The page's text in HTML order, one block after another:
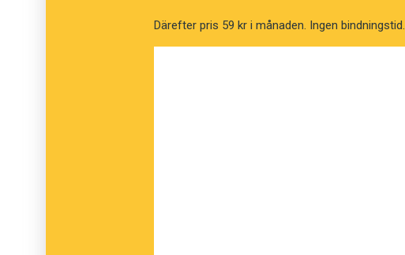
Pacemaker
Därefter pris 59 kr i månaden. Ingen bindningstid.